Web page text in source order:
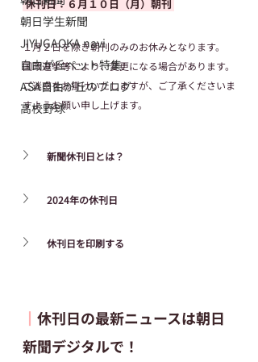
朝日学生新聞
JIYUGAOKA navi
自由が丘ペット特集
ASA自由が丘のブログ
高校野球
休刊日：６月１０日（月）朝刊
１月２日を除き朝刊のみのお休みとなります。
国政選挙等により、変更になる場合があります。
ご迷惑をお掛けいたしますが、ご了承くださいま
すようお願い申し上げます。
新聞休刊日とは？
2024年の休刊日
休刊日を印刷する
┃ 休刊日の最新ニュースは朝日
新聞デジタルで！